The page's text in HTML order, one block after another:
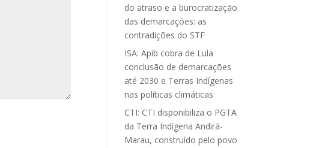
do atraso e a burocratização
das demarcações: as
contradições do STF
ISA: Apib cobra de Lula
conclusão de demarcações
até 2030 e Terras Indígenas
nas políticas climáticas
CTI: CTI disponibiliza o PGTA
da Terra Indígena Andirá-
Marau, construído pelo povo